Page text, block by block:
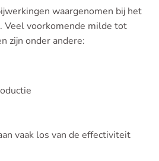
waargenomen bij het
Veel voorkomende milde tot
zijn onder andere:
vaak los van de effectiviteit